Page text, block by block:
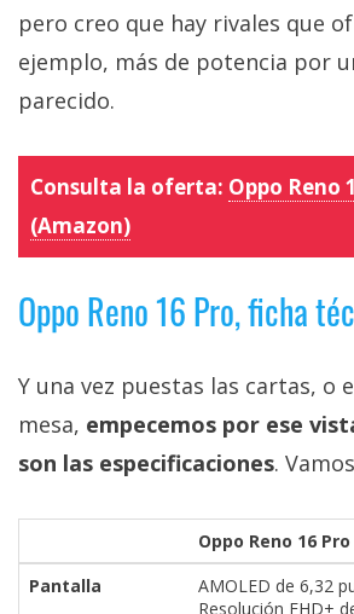
pero creo que hay rivales que
ejemplo, más de potencia por
parecido.
Consulta la oferta: Oppo Reno
(Amazon)
Oppo Reno 16 Pro, ficha
Y una vez puestas las cartas, o
mesa, empecemos por ese
son las especificaciones.
Oppo Reno 16 Pro
Pantalla
AMOLED de 6,32
Resolución FHD+